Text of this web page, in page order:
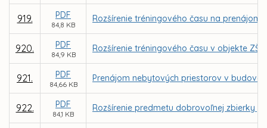
919. PDF
84,8 KB
Rozšírenie tréningového času na prenájom
920. PDF
84,9 KB
Rozšírenie tréningového času v objekte
921. PDF
84,66 KB
Prenájom nebytových priestorov v budove
922. PDF
84,1 KB
Rozšírenie predmetu dobrovoľnej zbierky